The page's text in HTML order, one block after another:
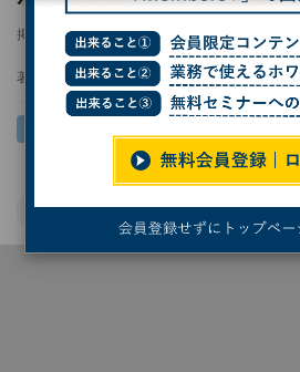
掲載日 2025/09/17 14:05
著者： 杉山貴章
Windows 10